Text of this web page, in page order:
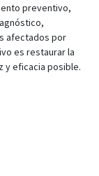
preventivo,
afectados por
es restaurar la
y eficacia posible.